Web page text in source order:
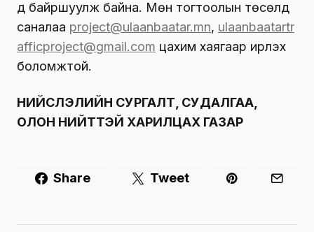
д байршуулж байна. Мөн тогтоолын төсөлд
саналаа project@ulaanbaatar.mn, ulaanbaatartr
afficproject@gmail.com цахим хаягаар ирүүлэх
боломжтой.
НИЙСЛЭЛИЙН СУРГАЛТ, СУДАЛГАА,
ОЛОН НИЙТТЭЙ ХАРИЛЦАХ ГАЗАР
Share Tweet